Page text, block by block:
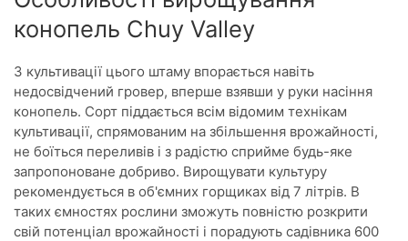
конопель Chuy Valley
З культивації цього штаму впорається навіть
недосвідчений гровер, вперше взявши у руки насіння
конопель. Сорт піддається всім відомим технікам
культивації, спрямованим на збільшення врожайності,
не боїться переливів і з радістю сприйме будь-яке
запропоноване добриво. Вирощувати культуру
рекомендується в об'ємних горщиках від 7 літрів. В
таких ємностях рослини зможуть повністю розкрити
свій потенціал врожайності і порадують садівника 600